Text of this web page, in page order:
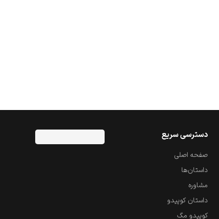
دسترسی سریع
صفحه اصلی
داستان‌ها
مشاوره
داستان کوپیدو
کوپیدو مگ